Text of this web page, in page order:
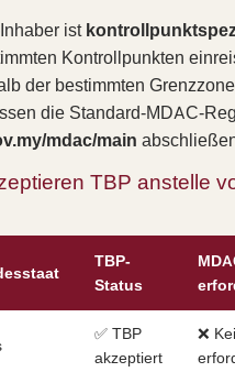
ist
Kontrollpunkten
der bestimmten
die Standard-MDAC-
mdac/main
TBP anstelle
TBP-
Status
✅ TBP
akzeptiert
❌